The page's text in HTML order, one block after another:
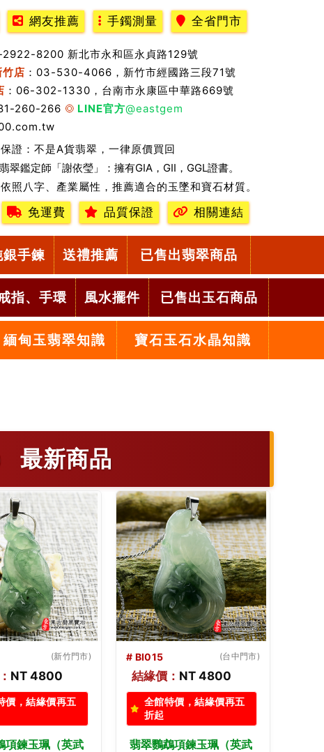
網友推薦 手鐲測量 全省門市
8200 新北市永和區永貞路129號
竹店 ：03-530-4066，新竹市經國路三段71號
：06-302-1330，台南市永康區中華路669號
260-266 LINE官方@eastgem
證：不是A貨翡翠，一律原價買回
翠鑑定師「謝依瑩」：擁有GIA，GII，GGL證書。
依照八字、產業屬性，推薦適合的玉墜和寶石材質。
免運費 品質保證 相關連結
銀手鍊 送禮推薦 已售出翡翠商品
指、手環 風水擺件 已售出玉石商品
緬甸玉翡翠知識 寶石玉石水晶知識
最新商品
(台中門市)
NT 4800
價，結緣價再五
項鍊玉珮（英武
# BI009 (新北門市)
結緣價： NT 3800
全館特價，結緣價再五
折起
翡翠鸚鵡項鍊玉珮（英姿